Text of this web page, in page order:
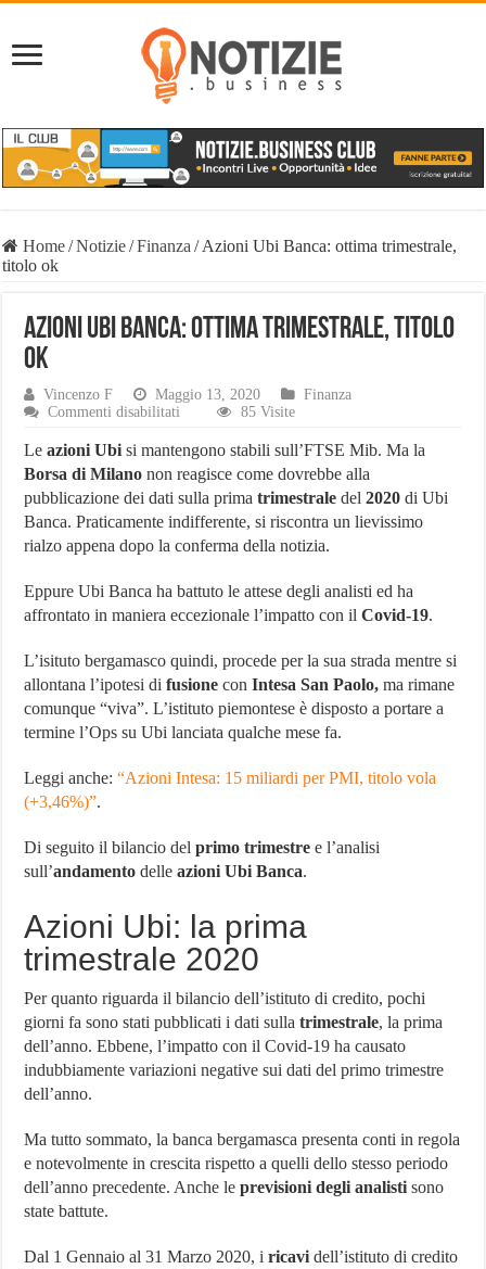
Home/Notizie/Finanza / Azioni Ubi Banca: ottima trimestrale,
titolo ok
Azioni Ubi Banca: ottima trimestrale, titolo
ok
Vincenzo F Maggio 13, 2020
Finanza
Commenti disabilitati
Ubi
Banca:
ottima
trimestrale,
titolo
ok
85 Visite
Le azioni Ubi si mantengono stabili sull’FTSE Mib. Ma la
Borsa di Milano non reagisce come dovrebbe alla
pubblicazione dei dati sulla prima trimestrale del 2020 di Ubi
Banca. Praticamente indifferente, si riscontra un lievissimo
rialzo appena dopo la conferma della notizia.
Eppure Ubi Banca ha battuto le attese degli analisti ed ha
affrontato in maniera eccezionale l’impatto con ilCovid-19.
L’isituto bergamasco quindi, procede per la sua strada mentre si
allontana l’ipotesi difusionecon Intesa San Paolo,ma rimane
comunque “viva”. L’istituto piemontese è disposto a portare a
termine l’Ops su Ubi lanciata qualche mese fa.
Leggi anche:“Azioni Intesa: 15 miliardi per PMI, titolo vola
(+3,46%)”.
Di seguito il bilancio delprimo trimestre e l’analisi
sull’andamento delleazioni Ubi Banca.
Azioni Ubi: la prima
trimestrale 2020
Per quanto riguarda il bilancio dell’istituto di credito, pochi
giorni fa sono stati pubblicati i dati sullatrimestrale, la prima
dell’anno. Ebbene, l’impatto con il Covid-19 ha causato
indubbiamente variazioni negative sui dati del primo trimestre
dell’anno.
Ma tutto sommato, la banca bergamasca presenta conti in regola
e notevolmente in crescita rispetto a quelli dello stesso periodo
dell’anno precedente. Anche le previsioni degli analisti sono
state battute.
Dal 1 Gennaio al 31 Marzo 2020, iricavi dell’istituto di credito